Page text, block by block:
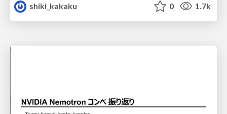
shiki_kakaku 0 1.7k